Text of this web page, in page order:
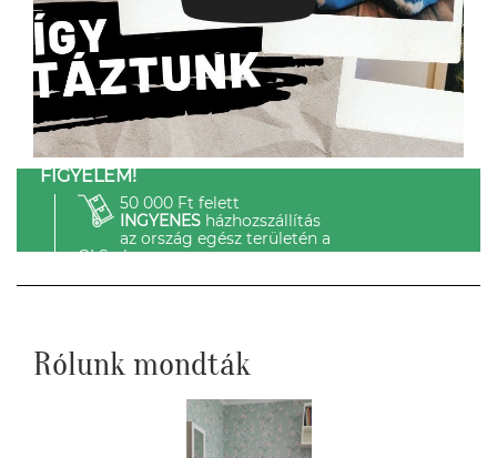
FIGYELEM!
50 000 Ft felett
INGYENESházhozszállítás
az ország egész területén a
GLS-el.
Rólunk mondták